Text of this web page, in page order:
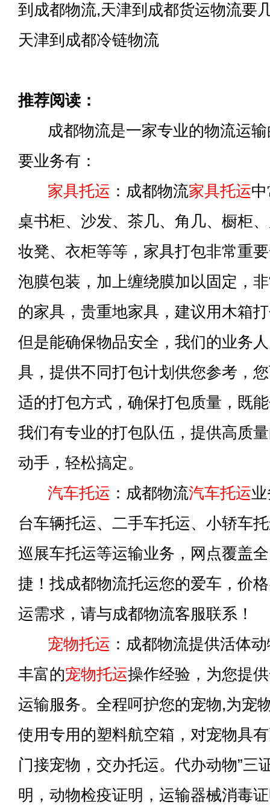
到成都物流,天津到成都货运物流要
天津到成都冷链物流
推荐阅读：
成都物流是一家专业的物流运输
要业务有：
家具托运 ：成都物流家具托运
桌书柜、沙发、茶几、角几、橱柜
妆凳、衣柜等等，家具打包非常重
泡膜包装，加上缠绕膜加以固定，
的家具，贵重地家具，建议用木箱
但是能确保物品安全，我们的业务
具，提供不同打包计划供您参考，
适的打包方式，确保打包质量，既
我们有专业的打包队伍，提供高质
动手，轻松搞定。
汽车托运 ：成都物流汽车托运
台车辆托运、二手车托运、小轿车
巡展车托运等运输业务，网点覆盖
捷！找成都物流托运您的爱车，价
运需求，请与成都物流客服联系！
宠物托运 ：成都物流提供活体
丰富的宠物托运操作经验，为您提
运输服务。全程呵护您的宠物,为宠
使用专用的塑料航空箱，对宠物具
门接宠物，交办托运。代办动物”三
明，动物检疫证明，运输器械消毒